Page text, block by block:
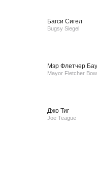
Багси Сигел
Bugsy Siegel
Мэр Флетчер
Mayor Fletcher
Джо Тиг
Joe Teague